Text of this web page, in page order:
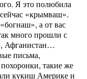
Я это полюбила
«крымваш».
а от вас
много прошли с
Афганистан…
письма,
такие же
кукиш Америке и